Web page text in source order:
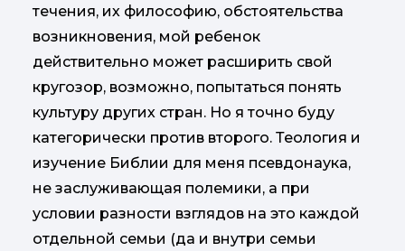
течения, их философию, обстоятельства
возникновения, мой ребенок
действительно может расширить свой
кругозор, возможно, попытаться понять
культуру других стран. Но я точно буду
категорически против второго. Теология и
изучение Библии для меня псевдонаука,
не заслуживающая полемики, а при
условии разности взглядов на это каждой
отдельной семьи (да и внутри семьи